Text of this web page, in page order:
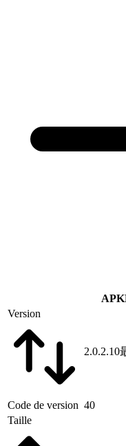
Version
2.0.2.10
Code de version 40
Taille